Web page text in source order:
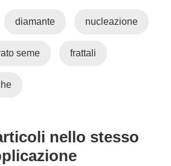
diamante nucleazione
seme frattali
nello stesso